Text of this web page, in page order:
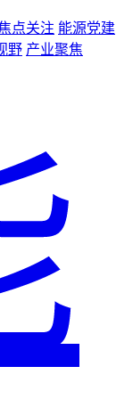
点关注 能源党建
野 产业聚焦